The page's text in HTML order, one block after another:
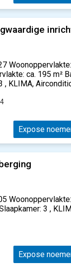
ca. 195 m²
, KLIMA,
Expose
3 ,
Expose